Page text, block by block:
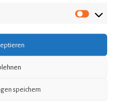
speichern
und kein gradliniger Weg